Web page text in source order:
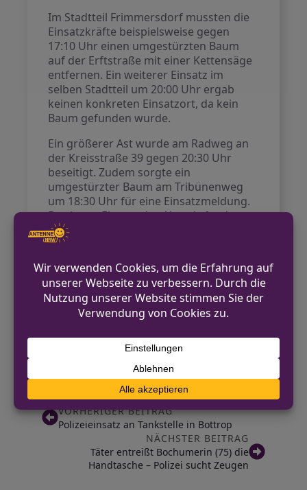
Im Stadtteil Frimmersdorf mussten die
Einsatzkräfte beispielsweise gegen
17:10 Uhr einen umgestürzten Baum
auf der Erftstraße mit einer Kettensäge
entfernen. Ein weiterer Einsatz im
selben Stadtteil um 20:00 Uhr ergab
keinen konkreten Einsatzort, da kein
Baum gefunden wurde.
Ein größerer Ast wurde am Radweg an
der Kreisstraße 39 gegen 20:30 Uhr
beseitigt. Zudem sorgte ein
umgestürzter Baum am Tribünenweg
um 18:30 Uhr für eine Einsatzmeldung.
Der letzte Einsatz des Abends fand
gegen 21:00 Uhr an der Morkener
Straße statt, wo ein Ast, der in die
Im Einsatz waren ehrenamtliche Kräfte
aus mehreren Einheiten sowie der
hauptamtlichen Wache. Auch wenn die
Einsätzen führte, blieben die Menschen
in Grevenbroich zum Glück unversehrt.
VORHERIGER BEITRAG
Polizeieinsatz an Tankstelle in Bottrop
NÄCHSTER BEITRAG
Täter entreißt Bochumerin (75) die
Handtasche – Polizei sucht Zeugen